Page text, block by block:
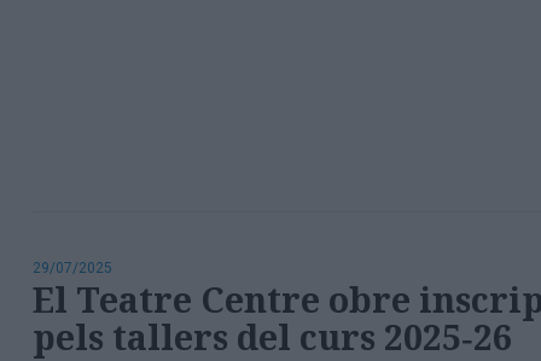
29/07/2025
El Teatre Centre obre
pels tallers del curs 2025‑26